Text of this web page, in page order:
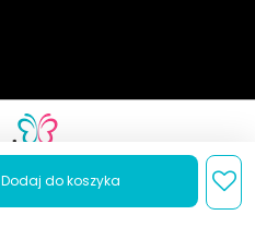
Dodaj do koszyka